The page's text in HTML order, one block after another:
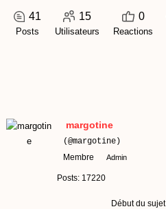
41
Posts
15
Utilisateurs
0
Reactions
margotine
(@margotine)
Membre
Admin
Posts: 17220
Début du sujet